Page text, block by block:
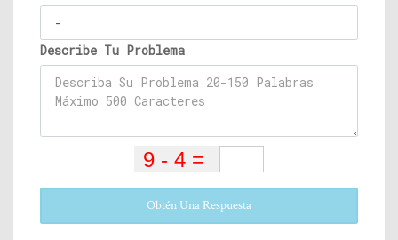
Describe Tu Problema
Obtén Una Respuesta